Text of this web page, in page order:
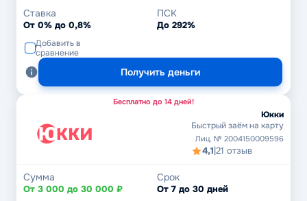
Ставка
От 0% до 0,8%
ПСК
До 292%
Добавить в
сравнение
Получить деньги
Бесплатно до 14 дней!
Юкки
Быстрый заём на карту
Лиц. № 2004150009596
4,1|21 отзыв
Сумма
От 3 000 до 30 000 ₽
Срок
От 7 до 30 дней